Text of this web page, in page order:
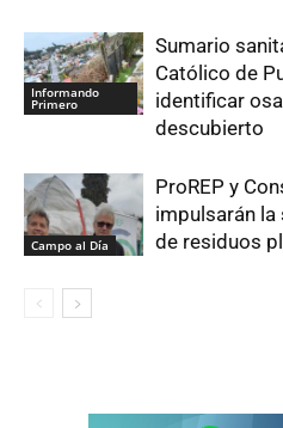
Informando
Primero
Sumario
Católico de
identificar
descubierto
Campo al Día
ProREP y
impulsarán
de residuos